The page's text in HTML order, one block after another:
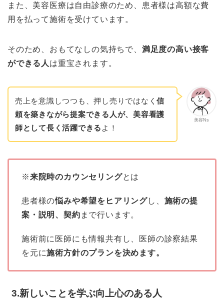
また、美容医療は自由診療のため、患者様は高額な費
用を払って施術を受けています。
そのため、おもてなしの気持ちで、 満足度の高い接客
ができる人 は重宝されます。
美容Ns
売上を意識しつつも、押し売りではなく信
頼を築きながら提案できる人が、美容看護
師として長く活躍できる よ！
※来院時のカウンセリングとは
患者様の悩みや希望をヒアリングし、 施術の提
案・説明、契約 まで行います。
施術前に医師にも情報共有し、医師の診察結果
を元に施術方針のプランを決めます。
3.新しいことを学ぶ向上心のある人